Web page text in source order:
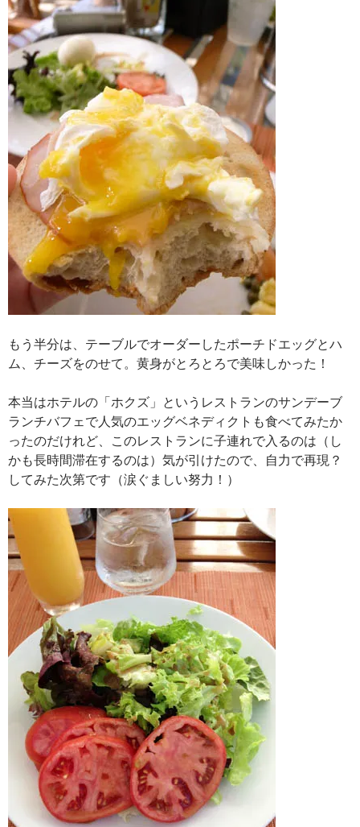
もう半分は、テーブルでオーダーしたポーチドエッグとハ
ム、チーズをのせて。黄身がとろとろで美味しかった！
本当はホテルの「ホクズ」というレストランのサンデーブ
ランチバフェで人気のエッグベネディクトも食べてみたか
ったのだけれど、このレストランに子連れで入るのは（し
かも長時間滞在するのは）気が引けたので、自力で再現？
してみた次第です（涙ぐましい努力！）